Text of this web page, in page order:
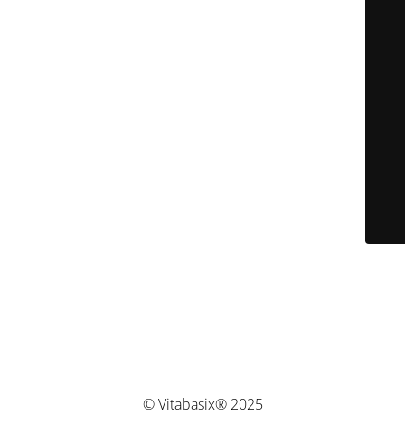
© Vitabasix® 2025